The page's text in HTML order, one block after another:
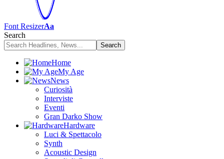
Font ResizerAa
Search
Home
My Age
News
Curiosità
Interviste
Eventi
Gran Darko Show
Hardware
Luci & Spettacolo
Synth
Acoustic Design